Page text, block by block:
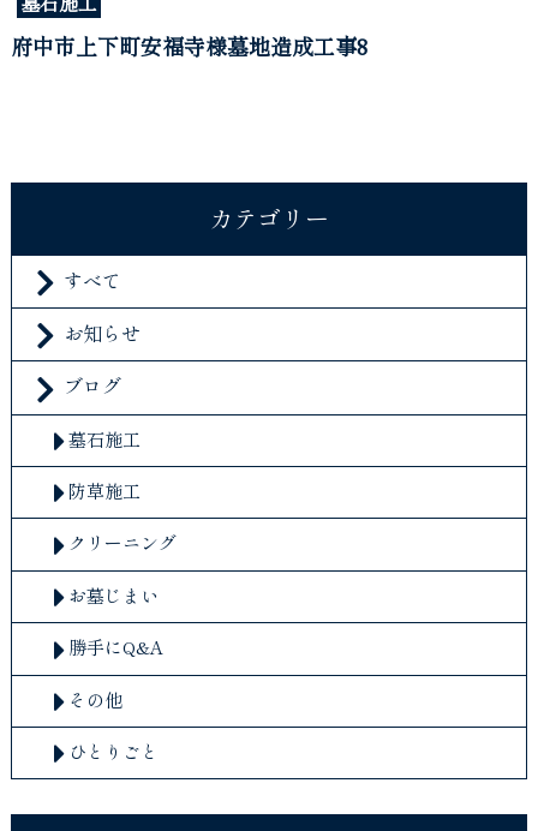
府中市上下町安福寺様墓地造成工事8
カテゴリー
すべて
お知らせ
ブログ
墓石施工
防草施工
クリーニング
お墓じまい
勝手にQ&A
その他
ひとりごと